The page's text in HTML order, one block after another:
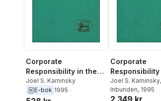
Corporate
Responsibility in the
Hebrew Bible
Joel S. Kaminsky
E-bok 1995
Corporate
Hebrew Bible
Joel S. Kaminsky,
Mein
Inbunden, 1995